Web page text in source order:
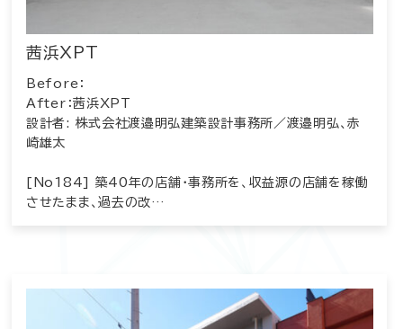
茜浜XPT
Before：
After：茜浜XPT
設計者: 株式会社渡邉明弘建築設計事務所／渡邉明弘、赤
崎雄太
[No184] 築40年の店舗・事務所を、収益源の店舗を稼働
させたまま、過去の改…